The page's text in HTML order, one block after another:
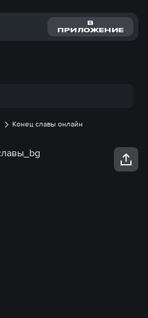
В
ПРИЛОЖЕНИЕ
Конец славы онлайн